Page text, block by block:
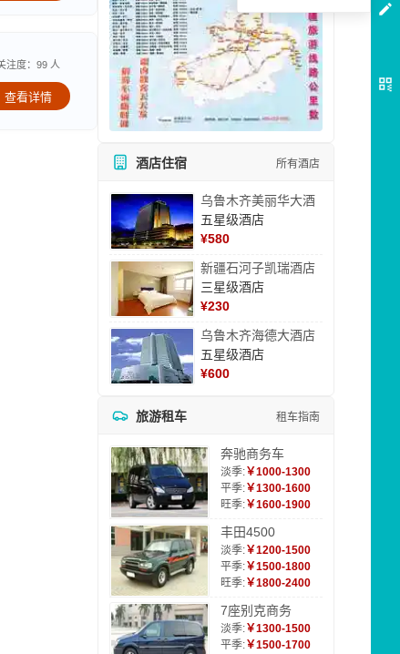
注度：99 人
查看详情
酒店住宿 所有酒店
乌鲁木齐美丽华大酒
五星级酒店
¥580
新疆石河子凯瑞酒店
三星级酒店
¥230
乌鲁木齐海德大酒店
五星级酒店
¥600
旅游租车 租车指南
奔驰商务车
淡季:￥1000-1300
平季:￥1300-1600
旺季:￥1600-1900
丰田4500
淡季:￥1200-1500
平季:￥1500-1800
旺季:￥1800-2400
7座别克商务
淡季:￥1300-1500
平季:￥1500-1700